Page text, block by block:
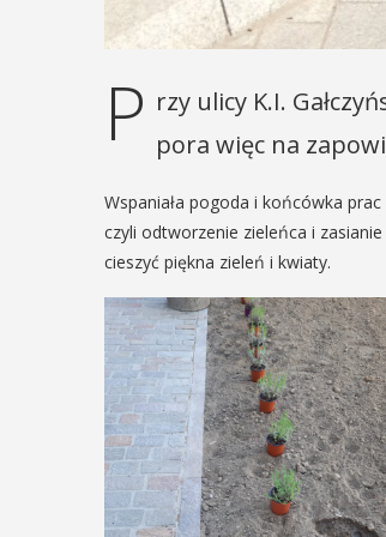
P rzy ulicy K.I.
pora więc na
Wspaniała pogoda i końcówka
czyli odtworzenie zieleńca i
cieszyć piękna zieleń i kwiaty.
i
wakacji, czyli 29-30
Myślenicach odbędzie się
Turnieju Myślimira.
organizowane przez
w Myślenicach
12
będą
będą